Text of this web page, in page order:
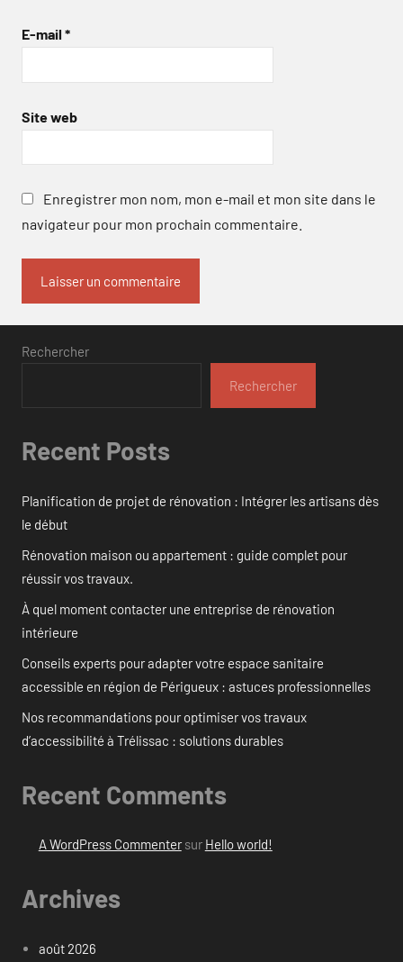
E-mail *
Site web
Enregistrer mon nom, mon e-mail et mon site dans le
navigateur pour mon prochain commentaire.
Rechercher
Rechercher
Recent Posts
Planification de projet de rénovation : Intégrer les artisans dès
le début
Rénovation maison ou appartement : guide complet pour
réussir vos travaux.
À quel moment contacter une entreprise de rénovation
intérieure
Conseils experts pour adapter votre espace sanitaire
accessible en région de Périgueux : astuces professionnelles
Nos recommandations pour optimiser vos travaux
d’accessibilité à Trélissac : solutions durables
Recent Comments
A WordPress Commentersur Hello world!
Archives
août 2026